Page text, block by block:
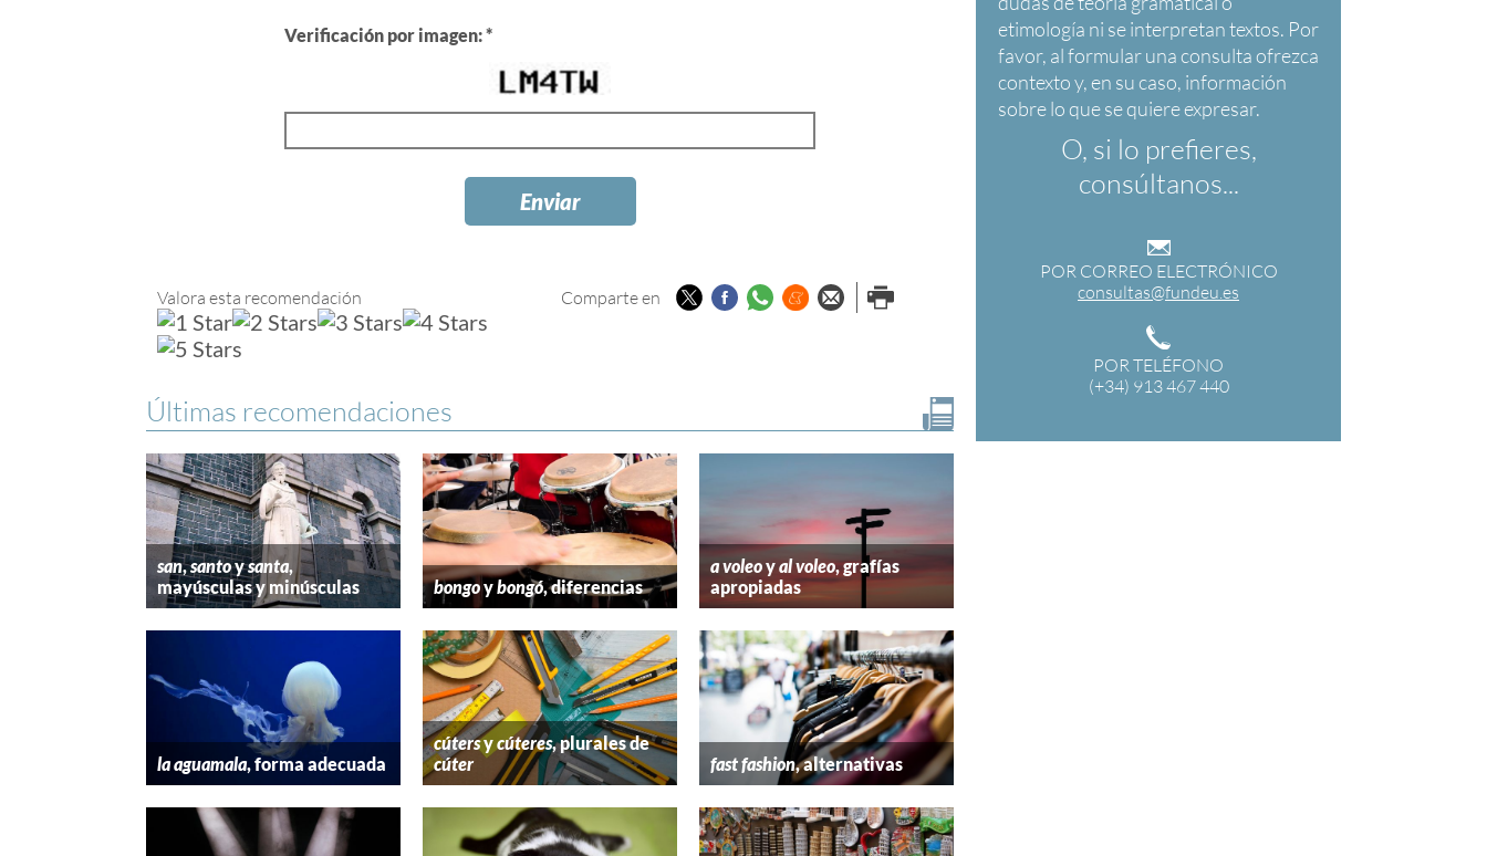
O, si lo prefieres,
consúltanos...
POR CORREO ELECTRÓNICO
consultas@fundeu.es
POR TELÉFONO
(+34) 913 467 440
Verificación por imagen: *
Valora esta recomendación Comparte en TwitterFacebook
Whatsapp
Menéame
Enviar porImprimir
Últimas recomendaciones
san,santoysanta,
mayúsculas y minúsculas
bongoybongó, diferencias
a voleoyal voleo, grafías
apropiadas
la aguamala, forma adecuada
cútersycúteres, plurales de
cúter
fast fashion, alternativas